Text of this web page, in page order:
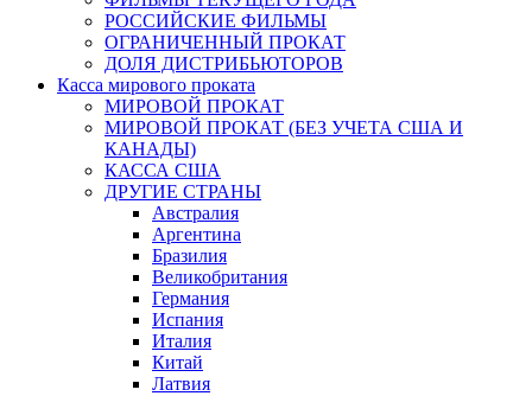
РОССИЙСКИЕ ФИЛЬМЫ
ОГРАНИЧЕННЫЙ ПРОКАТ
ДОЛЯ ДИСТРИБЬЮТОРОВ
Касса мирового проката
МИРОВОЙ ПРОКАТ
МИРОВОЙ ПРОКАТ (БЕЗ УЧЕТА США И
КАНАДЫ)
КАССА США
ДРУГИЕ СТРАНЫ
Австралия
Аргентина
Бразилия
Великобритания
Германия
Испания
Италия
Китай
Латвия